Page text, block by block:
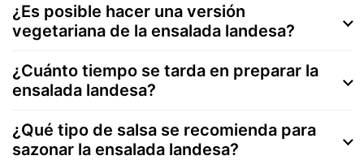
¿Es posible hacer una versión
vegetariana de la ensalada landesa?
¿Cuánto tiempo se tarda en preparar la
ensalada landesa?
¿Qué tipo de salsa se recomienda para
sazonar la ensalada landesa?